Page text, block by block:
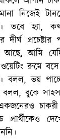
নিজেই
তবে হ্যা,
আমি
ওয়েটিং রুমে
ভয়
বলল, বুকে